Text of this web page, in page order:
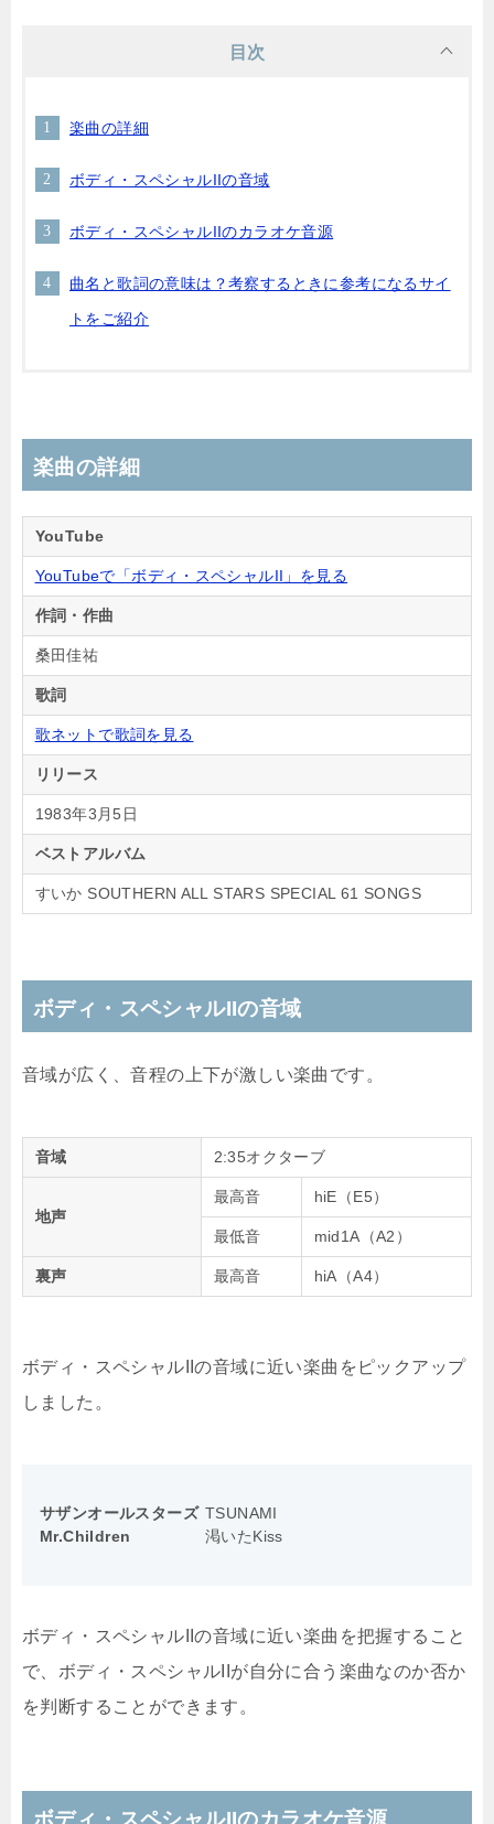
目次
楽曲の詳細
ボディ・スペシャルIIの音域
ボディ・スペシャルIIのカラオケ音源
曲名と歌詞の意味は？考察するときに参考になるサイ
トをご紹介
楽曲の詳細
YouTube
YouTubeで「ボディ・スペシャルII」を見る
作詞・作曲
桑田佳祐
歌詞
歌ネットで歌詞を見る
リリース
1983年3月5日
ベストアルバム
すいか SOUTHERN ALL STARS SPECIAL 61 SONGS
ボディ・スペシャルIIの音域
音域が広く、音程の上下が激しい楽曲です。
音域 2:35オクターブ
地声
最高音 hiE（E5）
最低音 mid1A（A2）
裏声 最高音 hiA（A4）
ボディ・スペシャルIIの音域に近い楽曲をピックアップ
しました。
サザンオールスターズ TSUNAMI
Mr.Children
渇いたKiss
ボディ・スペシャルIIの音域に近い楽曲を把握すること
で、ボディ・スペシャルIIが自分に合う楽曲なのか否か
を判断することができます。
ボディ・スペシャルIIのカラオケ音源